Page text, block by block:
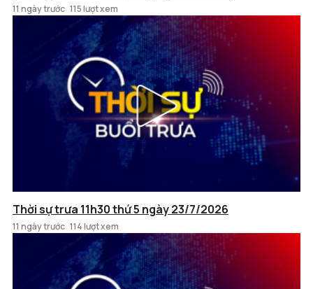
11 ngày trước 115 lượt xem
Thời sự trưa 11h30 thứ 5 ngày 23/7/2026
11 ngày trước 114 lượt xem